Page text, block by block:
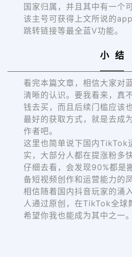
国家归属，并且其中有一个
该主号可获得上文所说的
跳转链接等最全蓝V功能。
小 结
看完本篇文章，相信大家对
清晰的认识。要我看来，真
钱去买，而且后续门槛应该
最好的获取方式，就是去成
作者吧。
这里也简单说下国内TikTok
实，大部分人都在提涨粉多
仔细去看，会发现90%都是
备短视频创作和运营能力的
相信随着国内抖音玩家的涌
人通过原创，在TikTok全球
希望你我也能成为其中之一。